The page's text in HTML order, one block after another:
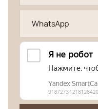
WhatsApp